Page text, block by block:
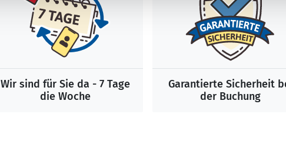
Wir sind für Sie da - 7 Tage
die Woche
Garantierte Sicherheit
der Buchung